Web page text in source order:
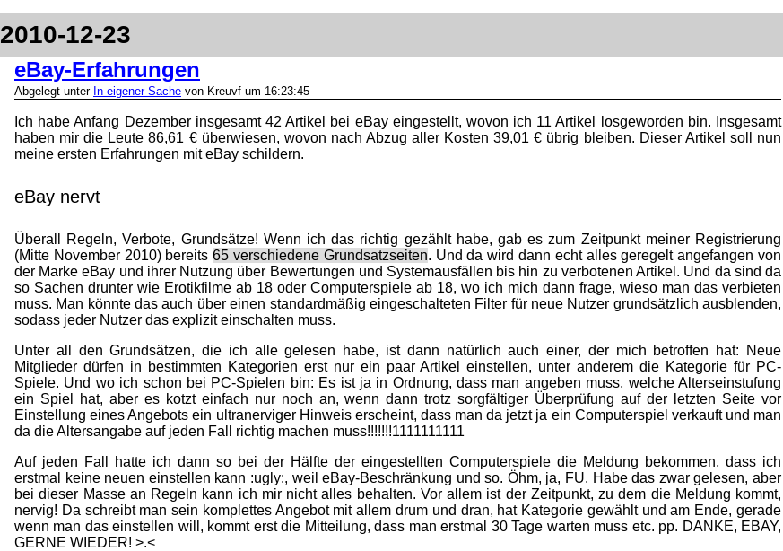
2010-12-23
eBay-Erfahrungen
Abgelegt unter In eigener Sache von Kreuvf um 16:23:45
Ich habe Anfang Dezember insgesamt 42Artikel bei eBay eingestellt, wovon ich 11 Artikel losgeworden bin. Insgesamt
haben mir die Leute 86,61 € überwiesen, wovon nach Abzug aller Kosten 39,01 € übrig bleiben. Dieser Artikel soll nun
meine ersten Erfahrungen mit eBay schildern.
eBay nervt
Überall Regeln, Verbote, Grundsätze! Wenn ich das richtig gezählt habe, gab es zum Zeitpunkt meiner Registrierung
(Mitte November 2010) bereits65 verschiedene Grundsatzseiten. Und da wird dann echt alles geregelt angefangen von
der Marke eBay und ihrer Nutzung über Bewertungen und Systemausfällen bis hin zu verbotenen Artikel. Und da sind da
so Sachen drunter wie Erotikfilme ab 18 oder Computerspiele ab 18, wo ich mich dann frage, wieso man das verbieten
muss. Man könnte das auch über einen standardmäßig eingeschalteten Filter für neue Nutzer grundsätzlich ausblenden,
sodass jeder Nutzer das explizit einschalten muss.
Unter all den Grundsätzen, die ich alle gelesen habe, ist dann natürlich auch einer, der mich betroffen hat: Neue
Mitglieder dürfen in bestimmten Kategorien erst nur ein paar Artikel einstellen, unter anderem die Kategorie für PC-
Spiele. Und wo ich schon bei PC-Spielen bin: Es ist ja in Ordnung, dass man angeben muss, welche Alterseinstufung
ein Spiel hat, aber es kotzt einfach nur noch an, wenn dann trotz sorgfältiger Überprüfung auf der letzten Seite vor
Einstellung eines Angebots ein ultranerviger Hinweis erscheint, dass man da jetzt ja ein Computerspiel verkauft und man
da die Altersangabe auf jeden Fall richtig machen muss!!!!!!!1111111111
Auf jeden Fall hatte ich dann so bei der Hälfte der eingestellten Computerspiele die Meldung bekommen, dass ich
erstmal keine neuen einstellen kann :ugly:, weil eBay-Beschränkung und so. Öhm, ja, FU. Habe das zwar gelesen, aber
bei dieser Masse an Regeln kann ich mir nicht alles behalten. Vor allem ist der Zeitpunkt, zu dem die Meldung kommt,
nervig! Da schreibt man sein komplettes Angebot mit allem drum und dran, hat Kategorie gewählt und am Ende, gerade
wenn man das einstellen will, kommt erst die Mitteilung, dass man erstmal 30 Tage warten muss etc. pp. DANKE, EBAY,
GERNE WIEDER! >.<